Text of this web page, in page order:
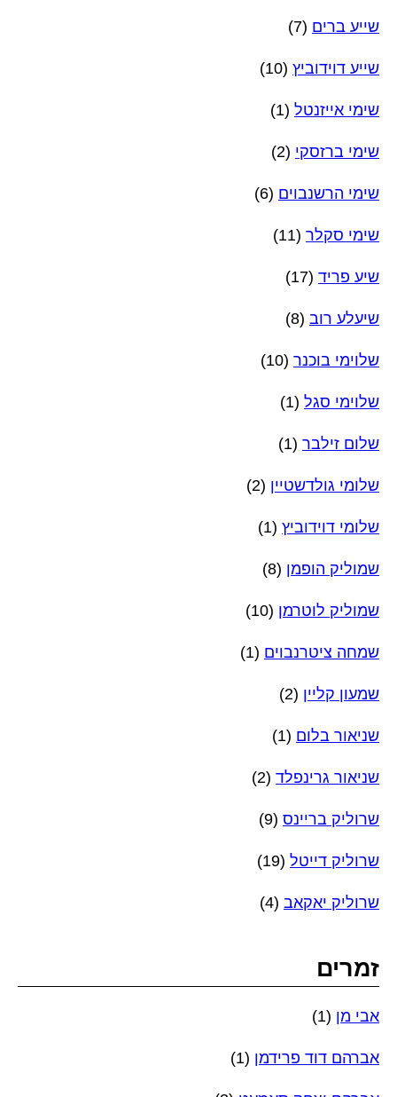
שייע ברים (7)
שייע דוידוביץ (10)
שימי אייזנטל (1)
שימי ברזסקי (2)
שימי הרשנבוים (6)
שימי סקלר (11)
שיע פריד (17)
שיעלע רוב (8)
שלוימי בוכנר (10)
שלוימי סגל (1)
שלום זילבר (1)
שלומי גולדשטיין (2)
שלומי דוידוביץ (1)
שמוליק הופמן (8)
שמוליק לוטרמן (10)
שמחה ציטרנבוים (1)
שמעון קליין (2)
שניאור בלום (1)
שניאור גרינפלד (2)
שרוליק בריינס (9)
שרוליק דייטל (19)
שרוליק יאקאב (4)
זמרים
אבי מן (1)
אברהם דוד פרידמן (1)